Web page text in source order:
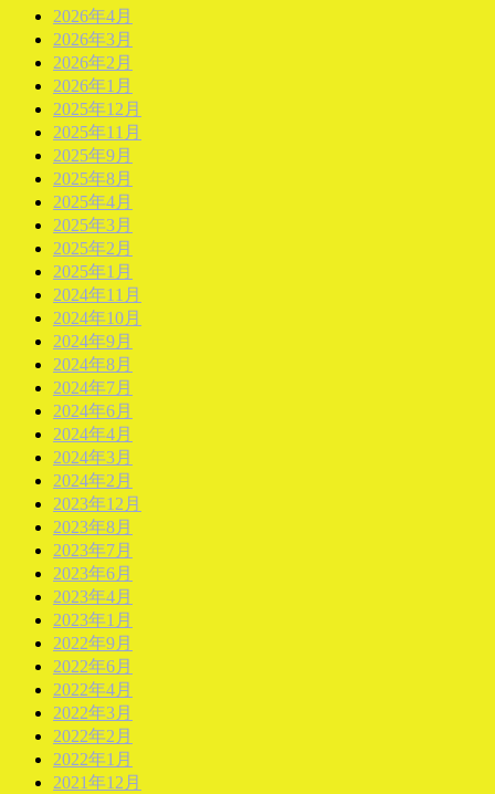
2026年4月
2026年3月
2026年2月
2026年1月
2025年12月
2025年11月
2025年9月
2025年8月
2025年4月
2025年3月
2025年2月
2025年1月
2024年11月
2024年10月
2024年9月
2024年8月
2024年7月
2024年6月
2024年4月
2024年3月
2024年2月
2023年12月
2023年8月
2023年7月
2023年6月
2023年4月
2023年1月
2022年9月
2022年6月
2022年4月
2022年3月
2022年2月
2022年1月
2021年12月